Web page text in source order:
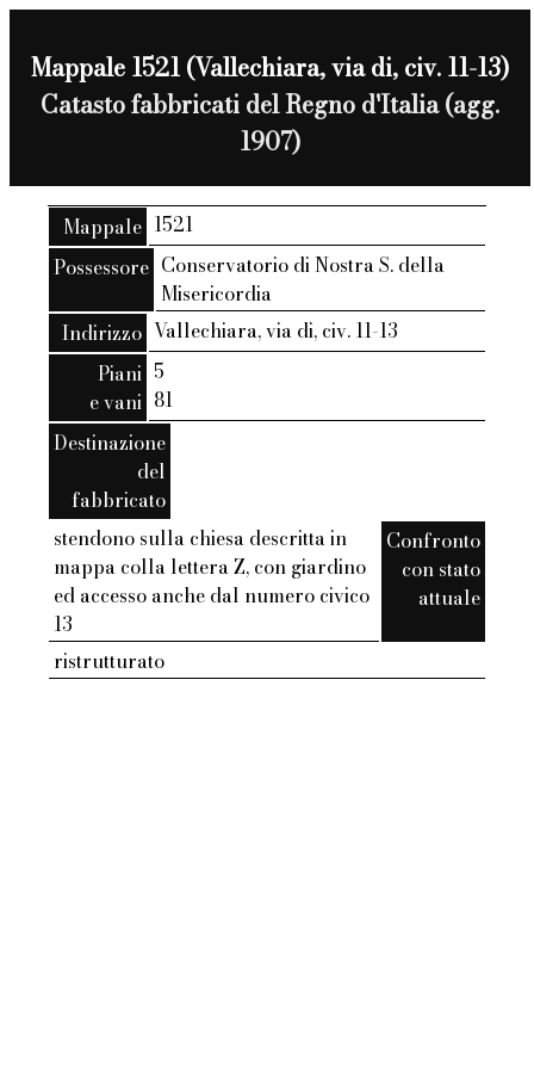
Mappale 1521 (Vallechiara, via di, civ. 11-13)
Catasto fabbricati del Regno d'Italia (agg.
1907)
Mappale 1521
Possessore Conservatorio di Nostra S. della
Misericordia
Indirizzo Vallechiara, via di, civ. 11-13
Piani
e vani
5
81
Destinazione
del
fabbricato
stendono sulla chiesa descritta in
mappa colla lettera Z, con giardino
ed accesso anche dal numero civico
13
Confronto
con stato
attuale
ristrutturato